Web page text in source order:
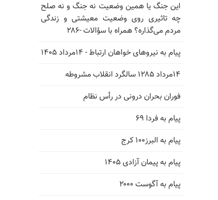
این جنگ یا همین وضعیت نه جنگ و نه صلح
چه تاثیری روی وضعیت معیشتی و زندگی
مردم می‌گذاره؟ همراه با سؤالات -۲۸۶
پیام به نیروهای خواهان ارتباط - ۱۴مرداد ۱۴۰۵
۱۴مرداد ۱۲۸۵ سالگرد انقلاب مشروطه
فوران بحران درونی در رأس نظام
پیام به فردا ۶۹
پیام به البرز۱۰۰ کرج
پیام به پیمان آزادی ۱۴۰۵
پیام به آگوست ۲۰۰۰